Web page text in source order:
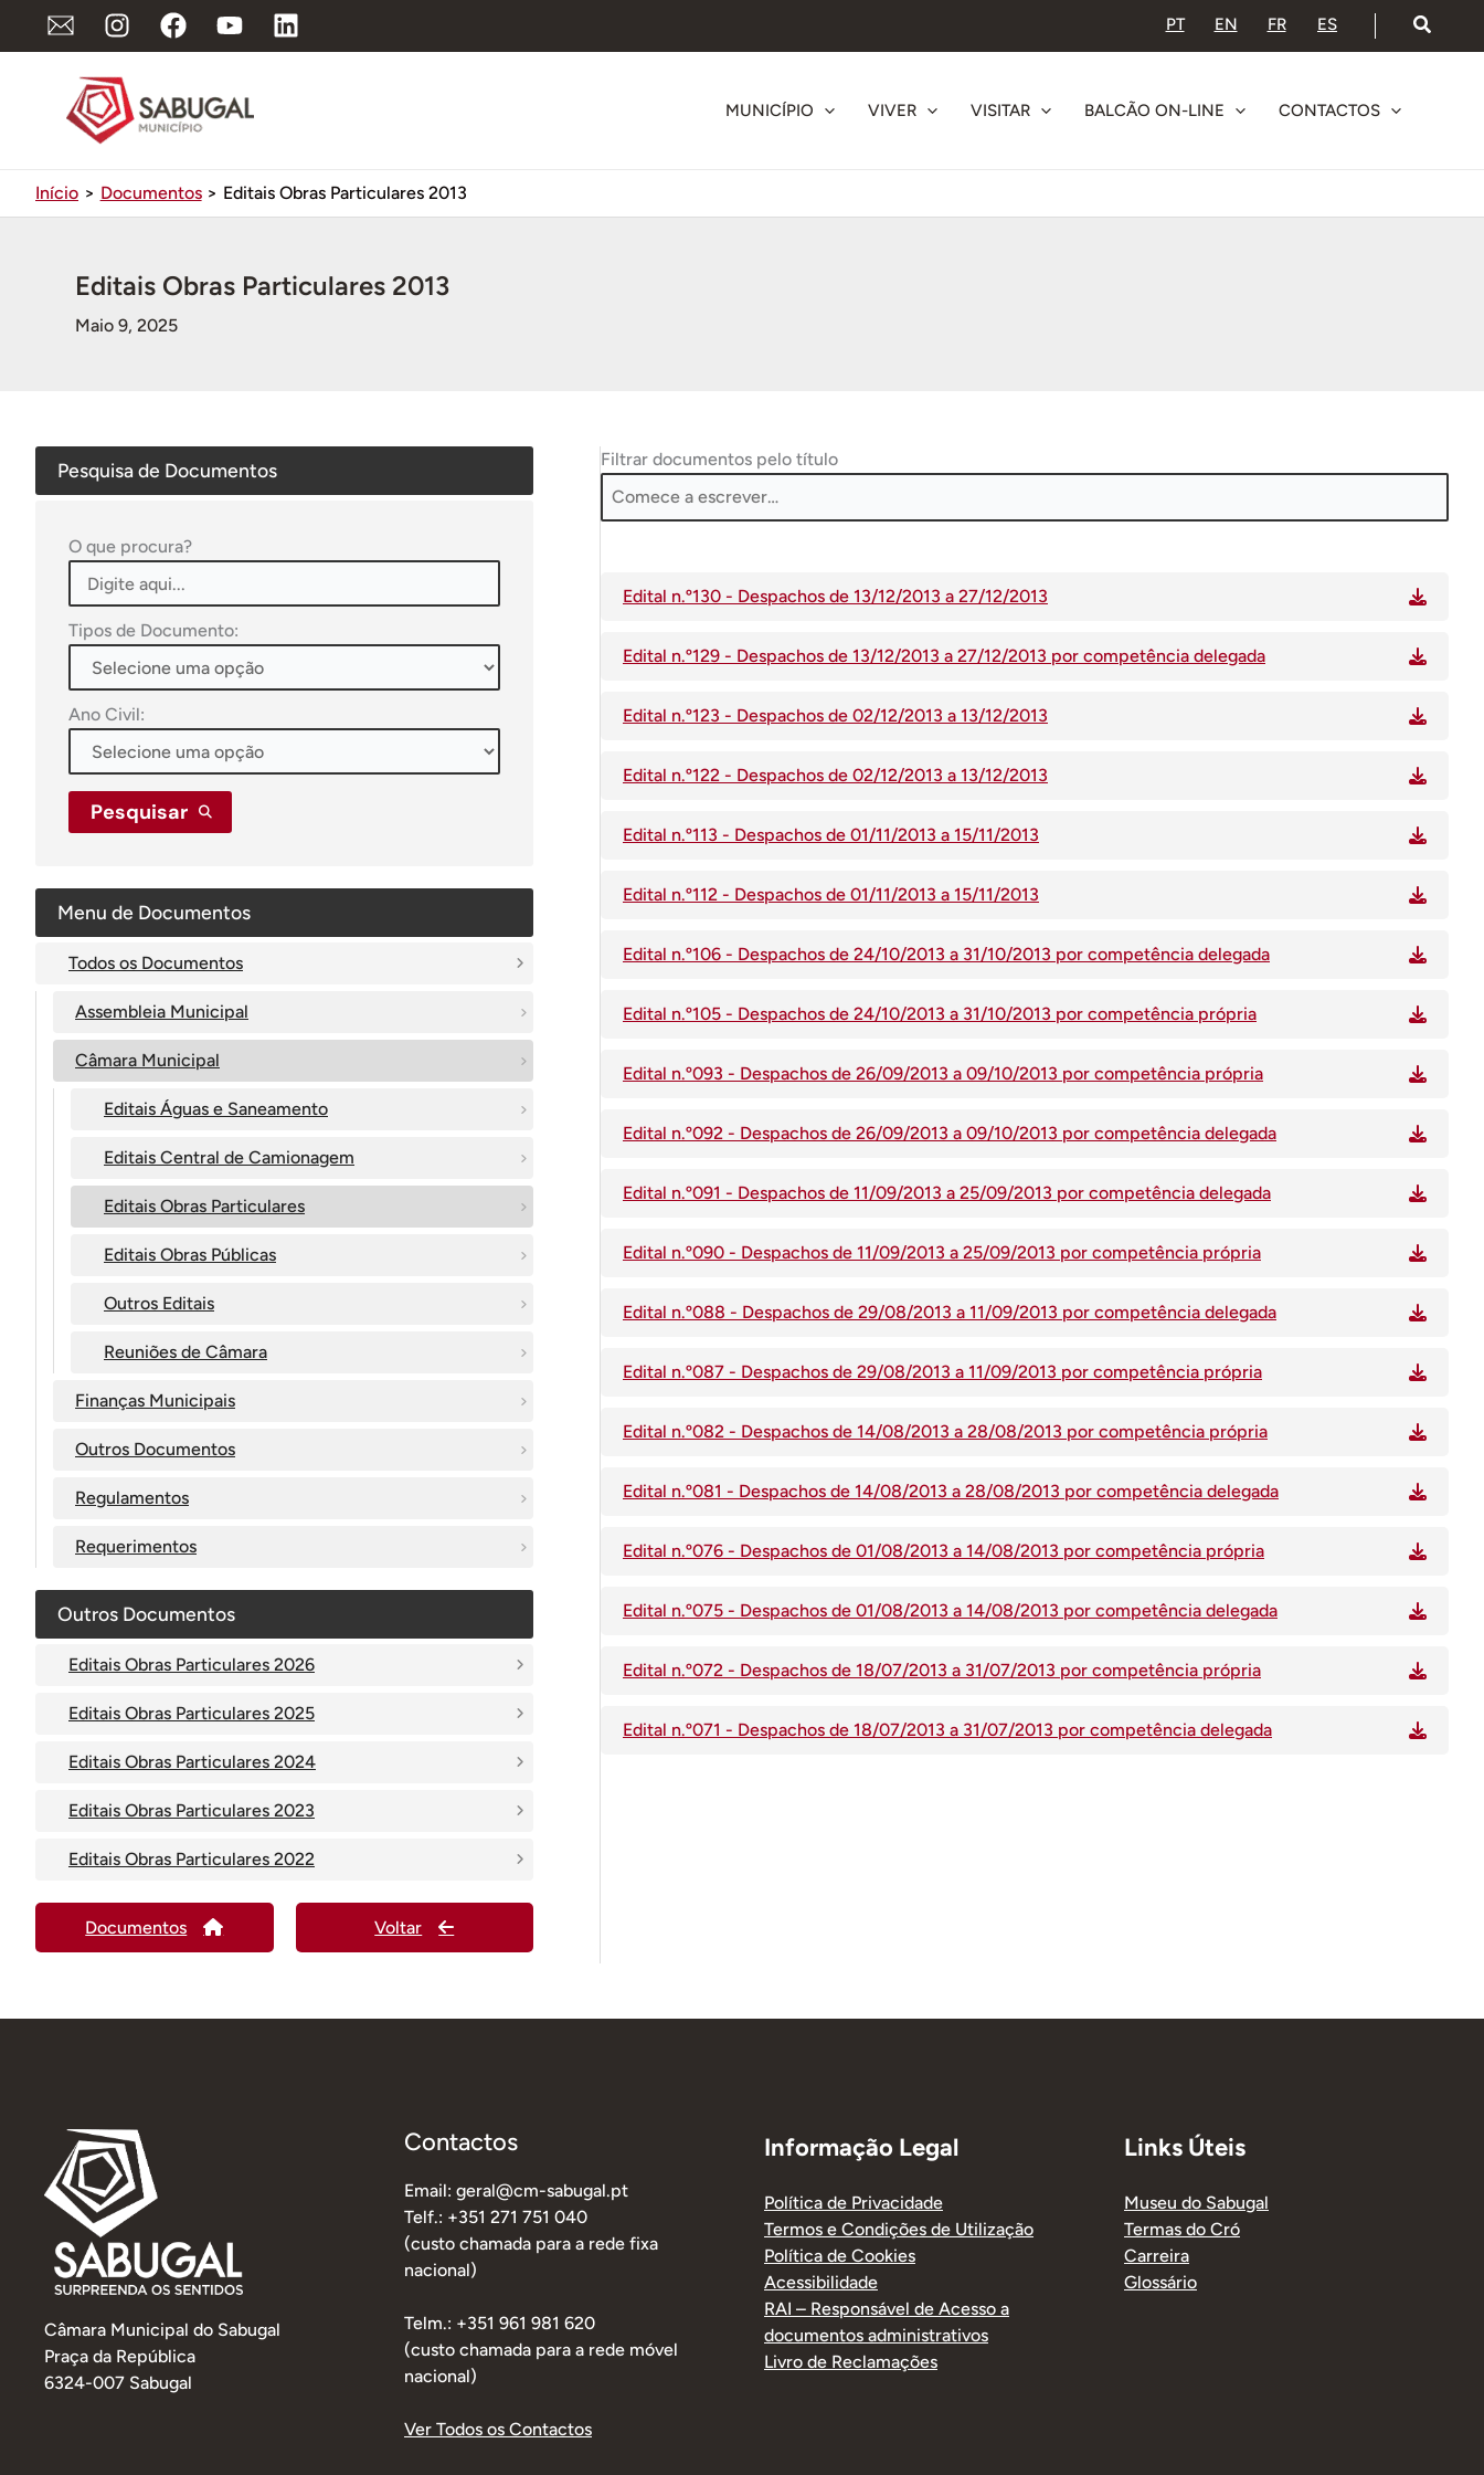
PT EN FR ES
MUNICÍPIO VIVER VISITAR BALCÃO ON-LINE CONTACTOS
Início Documentos Editais Obras Particulares 2013
Editais Obras Particulares 2013
Maio 9, 2025
Pesquisa de Documentos
O que procura?
Tipos de Documento:
Ano Civil:
Pesquisar
Menu de Documentos
Todos os Documentos
Assembleia Municipal
Câmara Municipal
Editais Águas e Saneamento
Editais Central de Camionagem
Editais Obras Particulares
Editais Obras Públicas
Outros Editais
Reuniões de Câmara
Finanças Municipais
Outros Documentos
Regulamentos
Requerimentos
Outros Documentos
Editais Obras Particulares 2026
Editais Obras Particulares 2025
Editais Obras Particulares 2024
Editais Obras Particulares 2023
Editais Obras Particulares 2022
Documentos Voltar
Filtrar documentos pelo título
Edital n.º130 - Despachos de 13/12/2013 a 27/12/2013
Edital n.º129 - Despachos de 13/12/2013 a 27/12/2013 por competência delegada
Edital n.º123 - Despachos de 02/12/2013 a 13/12/2013
Edital n.º122 - Despachos de 02/12/2013 a 13/12/2013
Edital n.º113 - Despachos de 01/11/2013 a 15/11/2013
Edital n.º112 - Despachos de 01/11/2013 a 15/11/2013
Edital n.º106 - Despachos de 24/10/2013 a 31/10/2013 por competência delegada
Edital n.º105 - Despachos de 24/10/2013 a 31/10/2013 por competência própria
Edital n.º093 - Despachos de 26/09/2013 a 09/10/2013 por competência própria
Edital n.º092 - Despachos de 26/09/2013 a 09/10/2013 por competência delegada
Edital n.º091 - Despachos de 11/09/2013 a 25/09/2013 por competência delegada
Edital n.º090 - Despachos de 11/09/2013 a 25/09/2013 por competência própria
Edital n.º088 - Despachos de 29/08/2013 a 11/09/2013 por competência delegada
Edital n.º087 - Despachos de 29/08/2013 a 11/09/2013 por competência própria
Edital n.º082 - Despachos de 14/08/2013 a 28/08/2013 por competência própria
Edital n.º081 - Despachos de 14/08/2013 a 28/08/2013 por competência delegada
Edital n.º076 - Despachos de 01/08/2013 a 14/08/2013 por competência própria
Edital n.º075 - Despachos de 01/08/2013 a 14/08/2013 por competência delegada
Edital n.º072 - Despachos de 18/07/2013 a 31/07/2013 por competência própria
Edital n.º071 - Despachos de 18/07/2013 a 31/07/2013 por competência delegada
Câmara Municipal do Sabugal
Praça da República
6324-007 Sabugal
Contactos
Email: geral@cm-sabugal.pt
Telf.: +351 271 751 040
(custo chamada para a rede fixa
nacional)
Telm.: +351 961 981 620
(custo chamada para a rede móvel
nacional)
Ver Todos os Contactos
Informação Legal
Política de Privacidade
Termos e Condições de Utilização
Política de Cookies
Acessibilidade
RAI – Responsável de Acesso a
documentos administrativos
Livro de Reclamações
Links Úteis
Museu do Sabugal
Termas do Cró
Carreira
Glossário